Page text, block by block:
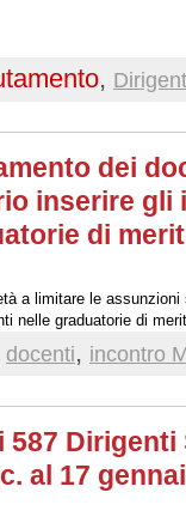
,
dei
inserire gli
di
a limitare le
nelle graduatorie di
docenti, incontro
Dirigenti
al 17